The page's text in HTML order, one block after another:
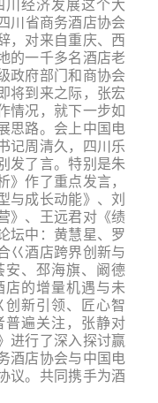
经济发展这个大
川省商务酒店协会
，对来自重庆、西
的一千多名酒店老
政府部门和商协会
将到来之际，张宏
情况，就下一步如
思路。会上中国电
记周清久，四川乐
发了言。特别是朱
作了重点发言，
与成长动能》、刘
》、王远君对《绩
坛中：黄慧星、罗
巜酒店跨界创新与
、邳海旗、阚德
的增量机遇与未
新引领、匠心智
遍关注，张静对
进行了深入探讨赢
酒店协会与中国电
议。共同携手为酒